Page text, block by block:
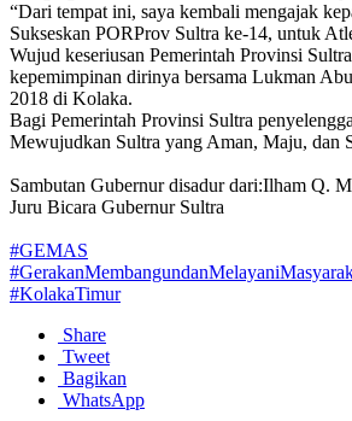
“Dari tempat ini, saya kembali mengajak
Sukseskan PORProv Sultra ke-14, untuk
Wujud keseriusan Pemerintah Provinsi
kepemimpinan dirinya bersama Lukman
2018 di Kolaka.
Bagi Pemerintah Provinsi Sultra
Mewujudkan Sultra yang Aman, Maju, dan
Sambutan Gubernur disadur dari:Ilham Q.
Juru Bicara Gubernur Sultra
#GEMAS
#KolakaTimur
Share
Tweet
Bagikan
WhatsApp